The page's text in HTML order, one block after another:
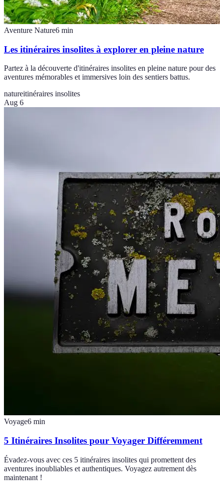
Aventure Nature6 min
Les itinéraires insolites à explorer en pleine nature
Partez à la découverte d'itinéraires insolites en pleine nature pour des
aventures mémorables et immersives loin des sentiers battus.
natureitinéraires insolites
Aug 6
Voyage6 min
5 Itinéraires Insolites pour Voyager Différemment
Évadez-vous avec ces 5 itinéraires insolites qui promettent des
aventures inoubliables et authentiques. Voyagez autrement dès
maintenant !